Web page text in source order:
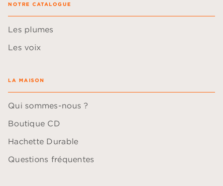
NOTRE CATALOGUE
Les plumes
Les voix
LA MAISON
Qui sommes-nous ?
Boutique CD
Hachette Durable
Questions fréquentes